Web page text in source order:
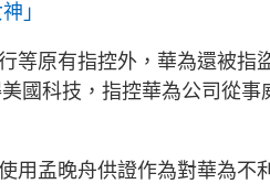
」
等原有指控外，華為還被指
國科技，指控華為公司從
用孟晚舟供證作為對華為不